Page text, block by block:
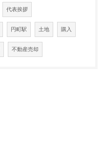
代表挨拶
円町駅 土地 購入
不動産売却